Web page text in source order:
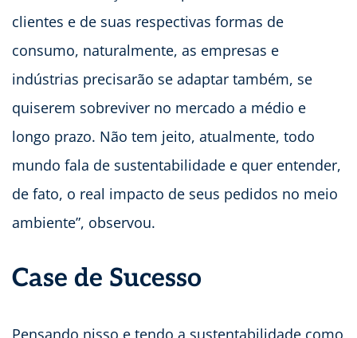
clientes e de suas respectivas formas de
consumo, naturalmente, as empresas e
indústrias precisarão se adaptar também, se
quiserem sobreviver no mercado a médio e
longo prazo. Não tem jeito, atualmente, todo
mundo fala de sustentabilidade e quer entender,
de fato, o real impacto de seus pedidos no meio
ambiente”, observou.
Case de Sucesso
Pensando nisso e tendo a sustentabilidade como